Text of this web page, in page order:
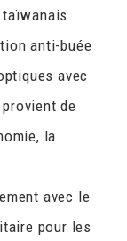
anti-buée
avec
de
la
avec le
pour les